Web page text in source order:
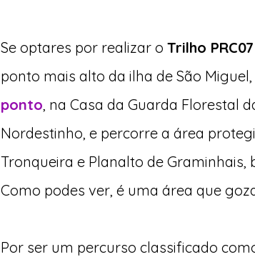
Se optares por realizar o Trilho
ponto mais alto da ilha de São
ponto, na Casa da Guarda Florestal
Nordestinho, e percorre a área
Tronqueira e Planalto de
Como podes ver, é uma área que
Por ser um percurso classificado